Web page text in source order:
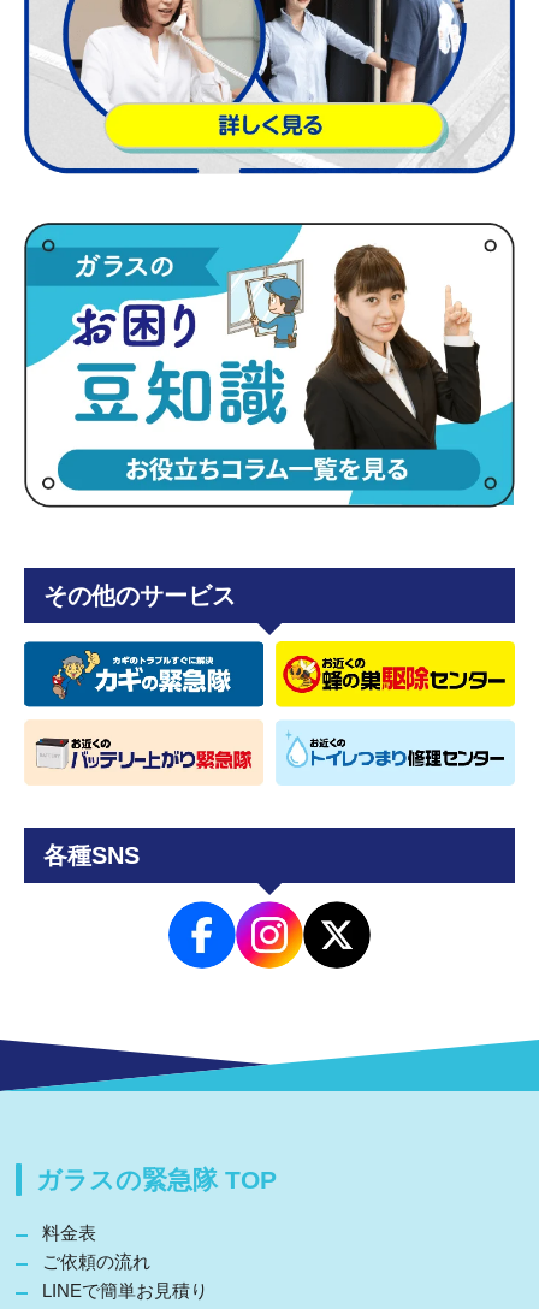
その他のサービス
各種SNS
ガラスの緊急隊 TOP
料金表
ご依頼の流れ
LINEで簡単お見積り